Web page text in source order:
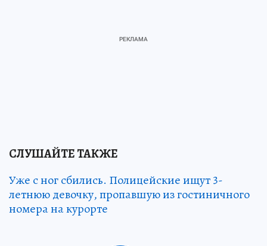
СЛУШАЙТЕ ТАКЖЕ
Уже с ног сбились. Полицейские ищут 3-
летнюю девочку, пропавшую из гостиничного
номера на курорте